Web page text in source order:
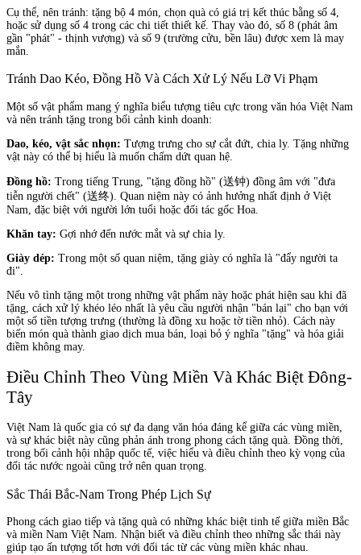
Cụ thể, nên tránh: tặng bộ 4 món, chọn quà có giá trị kết thúc bằng số 4,
hoặc sử dụng số 4 trong các chi tiết thiết kế. Thay vào đó, số 8 (phát âm
gần "phát" - thịnh vượng) và số 9 (trường cửu, bền lâu) được xem là may
mắn.
Tránh Dao Kéo, Đồng Hồ Và Cách Xử Lý Nếu Lỡ Vi Phạm
Một số vật phẩm mang ý nghĩa biểu tượng tiêu cực trong văn hóa Việt Nam
và nên tránh tặng trong bối cảnh kinh doanh:
Dao, kéo, vật sắc nhọn: Tượng trưng cho sự cắt đứt, chia ly. Tặng những
vật này có thể bị hiểu là muốn chấm dứt quan hệ.
Đồng hồ: Trong tiếng Trung, "tặng đồng hồ" (送钟) đồng âm với "đưa
tiễn người chết" (送终). Quan niệm này có ảnh hưởng nhất định ở Việt
Nam, đặc biệt với người lớn tuổi hoặc đối tác gốc Hoa.
Khăn tay: Gợi nhớ đến nước mắt và sự chia ly.
Giày dép: Trong một số quan niệm, tặng giày có nghĩa là "đẩy người ta
đi".
Nếu vô tình tặng một trong những vật phẩm này hoặc phát hiện sau khi đã
tặng, cách xử lý khéo léo nhất là yêu cầu người nhận "bán lại" cho bạn với
một số tiền tượng trưng (thường là đồng xu hoặc tờ tiền nhỏ). Cách này
biến món quà thành giao dịch mua bán, loại bỏ ý nghĩa "tặng" và hóa giải
điềm không may.
Điều Chỉnh Theo Vùng Miền Và Khác Biệt Đông-
Tây
Việt Nam là quốc gia có sự đa dạng văn hóa đáng kể giữa các vùng miền,
và sự khác biệt này cũng phản ánh trong phong cách tặng quà. Đồng thời,
trong bối cảnh hội nhập quốc tế, việc hiểu và điều chỉnh theo kỳ vọng của
đối tác nước ngoài cũng trở nên quan trọng.
Sắc Thái Bắc-Nam Trong Phép Lịch Sự
Phong cách giao tiếp và tặng quà có những khác biệt tinh tế giữa miền Bắc
và miền Nam Việt Nam. Nhận biết và điều chỉnh theo những sắc thái này
giúp tạo ấn tượng tốt hơn với đối tác từ các vùng miền khác nhau.